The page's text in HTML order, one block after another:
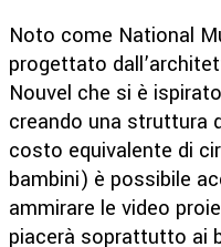
Noto come National
progettato
Nouvel che si è
creando una struttura
costo equivalente di
bambini) è possibile
ammirare le video
piacerà soprattutto ai